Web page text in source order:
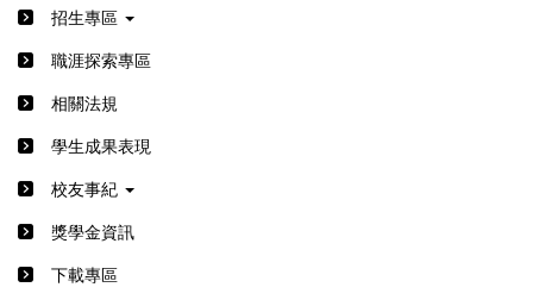
招生專區
職涯探索專區
相關法規
學生成果表現
校友事紀
獎學金資訊
下載專區